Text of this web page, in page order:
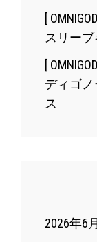
[
スリー
[
ディゴ
ス
2026年6月